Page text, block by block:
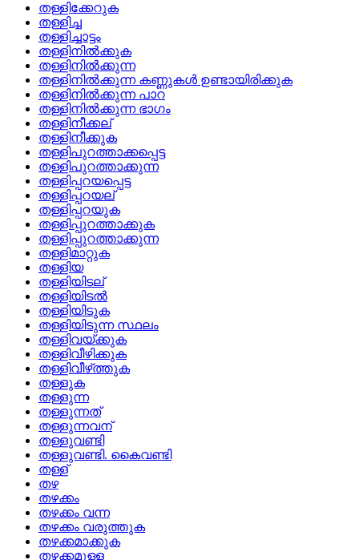
തള്ളിക്കേറുക
തള്ളിച്ച
തള്ളിച്ചാട്ടം
തള്ളിനില്‍ക്കുക
തള്ളിനില്‍ക്കുന്ന
തള്ളിനില്‍ക്കുന്ന കണ്ണുകള്‍ ഉണ്ടായിരിക്കുക
തള്ളിനില്‍ക്കുന്ന പാറ
തള്ളിനില്‍ക്കുന്ന ഭാഗം
തള്ളിനീക്കല്
തള്ളിനീക്കുക
തള്ളിപുറത്താക്കപ്പെട്ട
തള്ളിപുറത്താക്കുന്ന
തള്ളിപ്പറയപ്പെട്ട
തള്ളിപ്പറയല്
തള്ളിപ്പറയുക
തള്ളിപ്പുറത്താക്കുക
തള്ളിപ്പുറത്താക്കുന്ന
തള്ളിമാറ്റുക
തള്ളിയ
തള്ളിയിടല്
തള്ളിയിടല്‍
തള്ളിയിടുക
തള്ളിയിടുന്ന സ്ഥലം
തള്ളിവയ്‌ക്കുക
തള്ളിവീഴിക്കുക
തള്ളിവീഴ്‌ത്തുക
തള്ളുക
തള്ളുന്ന
തള്ളുന്നത്
തള്ളുന്നവന്
തള്ളുവണ്ടി
തള്ളുവണ്ടി. കൈവണ്ടി
തള്ള്
തഴ
തഴക്കം
തഴക്കം വന്ന
തഴക്കം വരുത്തുക
തഴക്കമാക്കുക
തഴക്കമുള്ള